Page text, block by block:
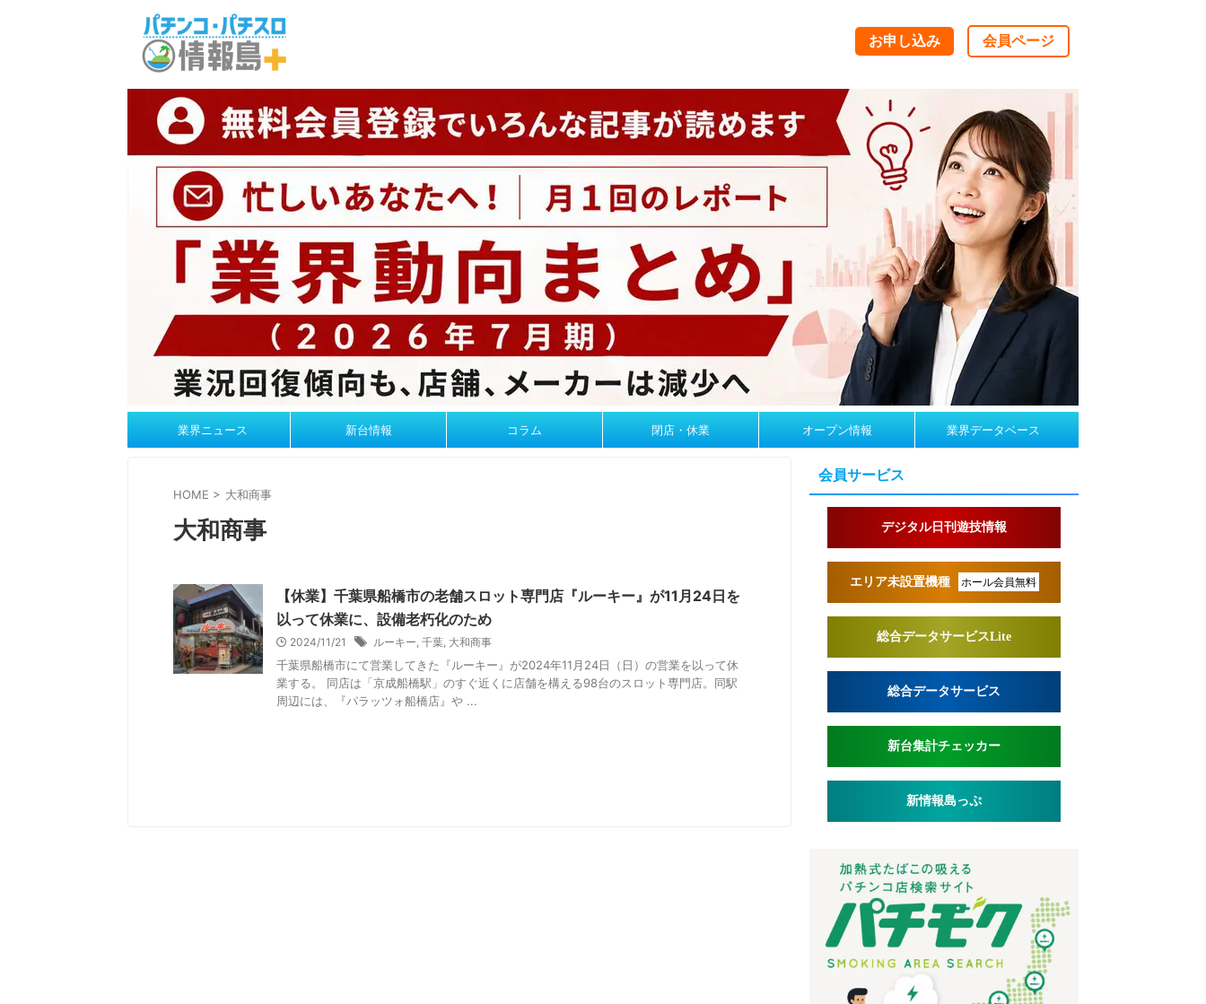
お申し込み 会員ページ
業界ニュース 新台情報 コラム 閉店・休業 オープン情報 業界データベース
HOME > 大和商事
大和商事
【休業】千葉県船橋市の老舗スロット専門店『ルーキー』が11月24日を
以って休業に、設備老朽化のため
2024/11/21 ルーキー 千葉 大和商事
千葉県船橋市にて営業してきた『ルーキー』が2024年11月24日（日）の営業を以って休
業する。 同店は「京成船橋駅」のすぐ近くに店舗を構える98台のスロット専門店。同駅
周辺には、『パラッツォ船橋店』や ...
会員サービス
デジタル日刊遊技情報
エリア未設置機種 ホール会員無料
総合データサービスLite
総合データサービス
新台集計チェッカー
新情報島っぷ